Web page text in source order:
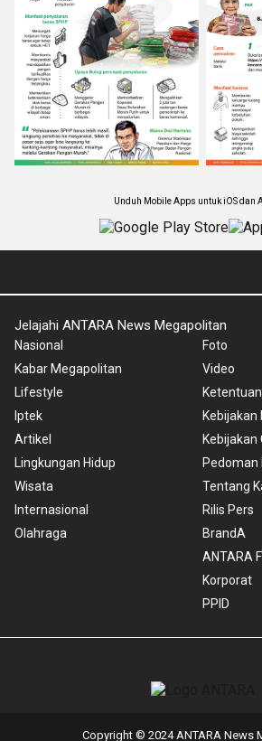
Unduh Mobile Apps untuk iOS dan
Jelajahi ANTARA News Megapolitan
Nasional
Kabar Megapolitan
Lifestyle
Iptek
Artikel
Lingkungan Hidup
Wisata
Internasional
Olahraga
Foto
Video
Kebijakan
Kebijakan
Pedoman
Tentang
Rilis Pers
BrandA
ANTARA
Korporat
PPID
Copyright © 2024 ANTARA News